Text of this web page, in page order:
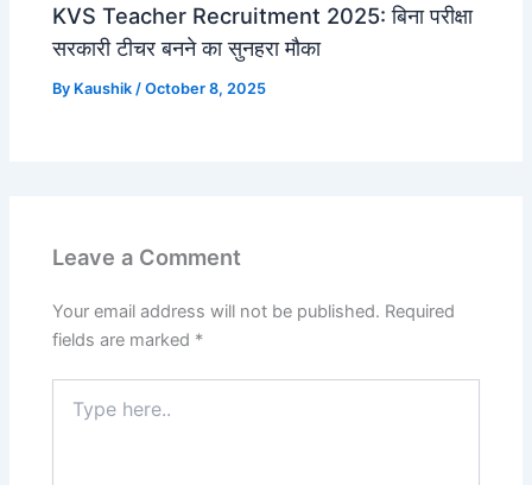
KVS Teacher Recruitment 2025: बिना परीक्षा
सरकारी टीचर बनने का सुनहरा मौका
By Kaushik /October 8, 2025
Leave a Comment
Your email address will not be published. Required
fields are marked *
here..